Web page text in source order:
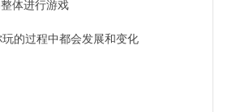
体进行游戏
的过程中都会发展和变化